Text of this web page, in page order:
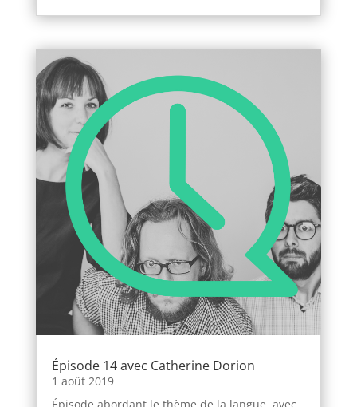
Épisode 14 avec Catherine Dorion
1 août 2019
Épisode abordant le thème de la langue, avec